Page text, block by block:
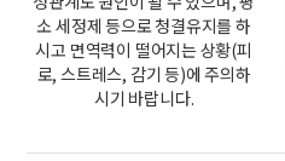
소 세정제 등으로 청결유지를 하
시고 면역력이 떨어지는 상황(피
로, 스트레스, 감기 등)에 주의하
시기 바랍니다.